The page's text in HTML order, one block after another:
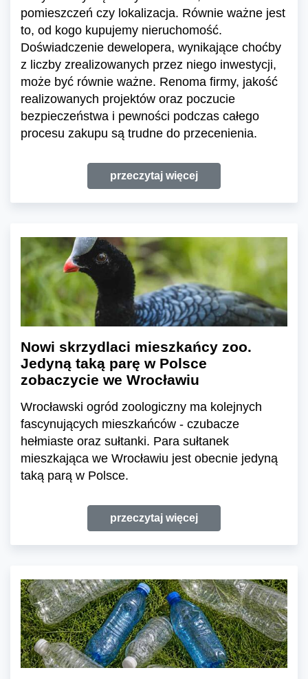
pomieszczeń czy lokalizacja. Równie ważne jest
to, od kogo kupujemy nieruchomość.
Doświadczenie dewelopera, wynikające choćby
z liczby zrealizowanych przez niego inwestycji,
może być równie ważne. Renoma firmy, jakość
realizowanych projektów oraz poczucie
bezpieczeństwa i pewności podczas całego
procesu zakupu są trudne do przecenienia.
przeczytaj więcej
Nowi skrzydlaci mieszkańcy zoo.
Jedyną taką parę w Polsce
zobaczycie we Wrocławiu
Wrocławski ogród zoologiczny ma kolejnych
fascynujących mieszkańców - czubacze
hełmiaste oraz sułtanki. Para sułtanek
mieszkająca we Wrocławiu jest obecnie jedyną
taką parą w Polsce.
przeczytaj więcej